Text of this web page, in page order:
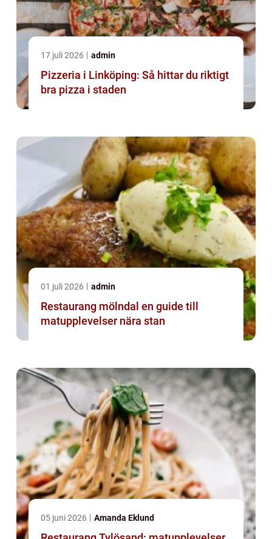
17 juli 2026 admin
Pizzeria i Linköping: Så hittar du riktigt
bra pizza i staden
01 juli 2026 admin
Restaurang mölndal en guide till
matupplevelser nära stan
05 juni 2026 Amanda Eklund